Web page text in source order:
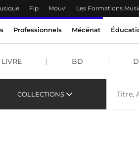
Fip Mouv' Les Formations
Professionnels Mécénat
LIVRE BD
COLLECTIONS